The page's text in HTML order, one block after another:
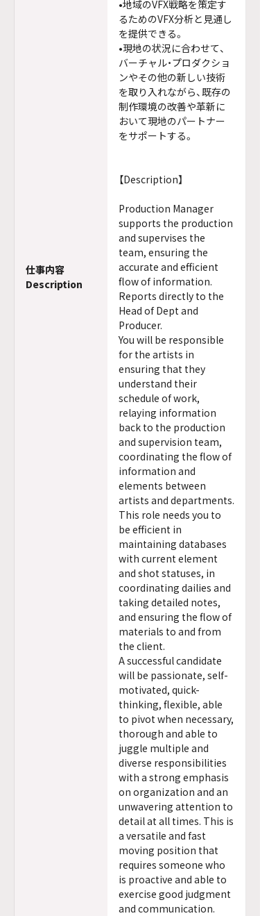
仕事内容
Description
•地域のVFX戦略を策定す
るためのVFX分析と見通し
を提供できる。
•現地の状況に合わせて、
バーチャル・プロダクショ
ンやその他の新しい技術
を取り入れながら、既存の
制作環境の改善や革新に
おいて現地のパートナー
をサポートする。
【Description】
Production Manager
supports the production
and supervises the
team, ensuring the
accurate and efficient
flow of information.
Reports directly to the
Head of Dept and
Producer.
You will be responsible
for the artists in
ensuring that they
understand their
schedule of work,
relaying information
back to the production
and supervision team,
coordinating the flow of
information and
elements between
artists and departments.
This role needs you to
be efficient in
maintaining databases
with current element
and shot statuses, in
coordinating dailies and
taking detailed notes,
and ensuring the flow of
materials to and from
the client.
A successful candidate
will be passionate, self-
motivated, quick-
thinking, flexible, able
to pivot when necessary,
thorough and able to
juggle multiple and
diverse responsibilities
with a strong emphasis
on organization and an
unwavering attention to
detail at all times. This is
a versatile and fast
moving position that
requires someone who
is proactive and able to
exercise good judgment
and communication.